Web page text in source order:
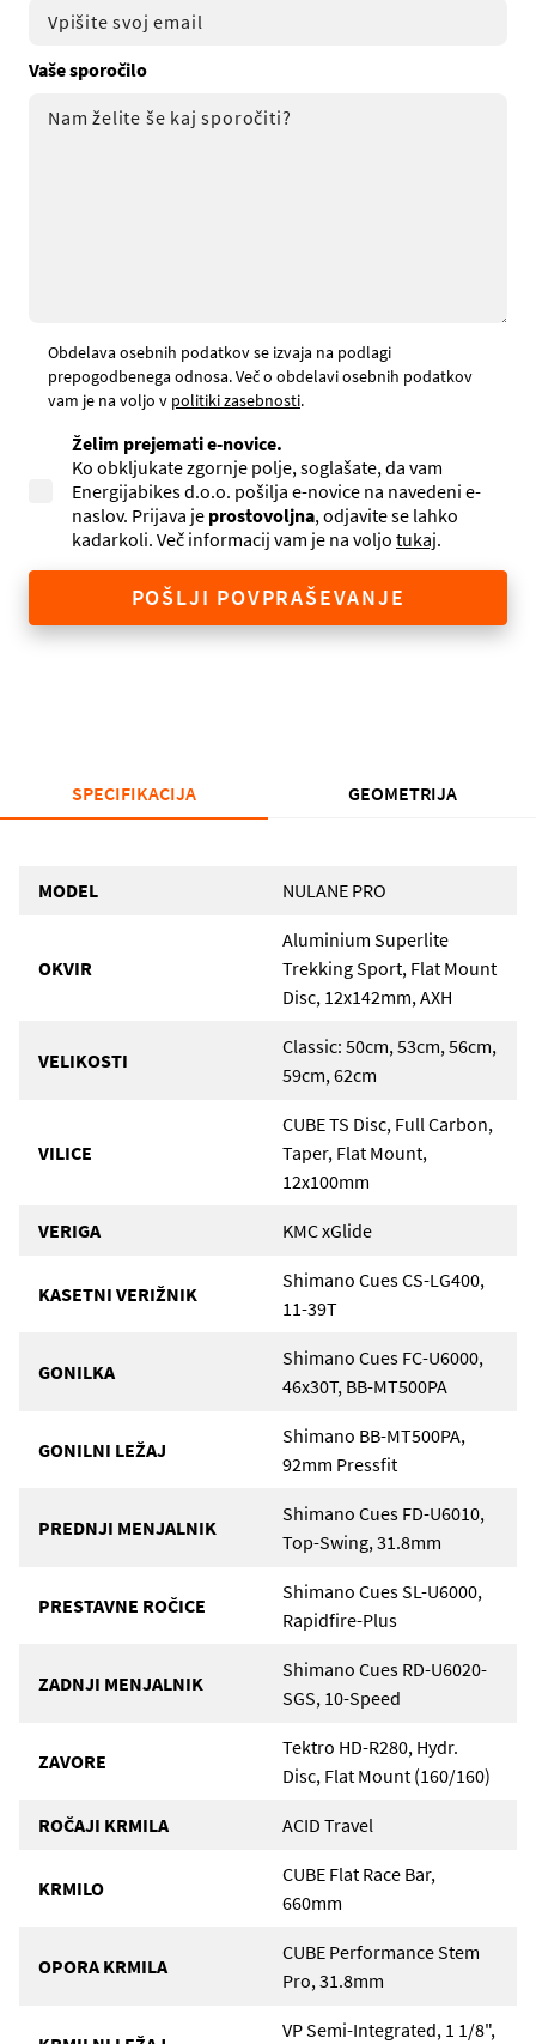
Vaše sporočilo
Obdelava osebnih podatkov se izvaja na podlagi
prepogodbenega odnosa. Več o obdelavi osebnih podatkov
vam je na voljo v politiki zasebnosti.
Želim prejemati e-novice.
Ko obkljukate zgornje polje, soglašate, da vam
Energijabikes d.o.o. pošilja e-novice na navedeni e-
naslov. Prijava je prostovoljna, odjavite se lahko
kadarkoli. Več informacij vam je na voljo tukaj.
POŠLJI POVPRAŠEVANJE
SPECIFIKACIJA GEOMETRIJA
MODEL NULANE PRO
OKVIR
Aluminium Superlite
Trekking Sport, Flat Mount
Disc, 12x142mm, AXH
VELIKOSTI
Classic: 50cm, 53cm, 56cm,
59cm, 62cm
VILICE
CUBE TS Disc, Full Carbon,
Taper, Flat Mount,
12x100mm
VERIGA KMC xGlide
KASETNI VERIŽNIK
Shimano Cues CS-LG400,
11-39T
GONILKA
Shimano Cues FC-U6000,
46x30T, BB-MT500PA
GONILNI LEŽAJ
Shimano BB-MT500PA,
92mm Pressfit
PREDNJI MENJALNIK
Shimano Cues FD-U6010,
Top-Swing, 31.8mm
PRESTAVNE ROČICE
Shimano Cues SL-U6000,
Rapidfire-Plus
ZADNJI MENJALNIK
Shimano Cues RD-U6020-
SGS, 10-Speed
ZAVORE
Tektro HD-R280, Hydr.
Disc, Flat Mount (160/160)
ROČAJI KRMILA ACID Travel
KRMILO
CUBE Flat Race Bar,
660mm
OPORA KRMILA
CUBE Performance Stem
Pro, 31.8mm
VP Semi-Integrated, 1 1/8",